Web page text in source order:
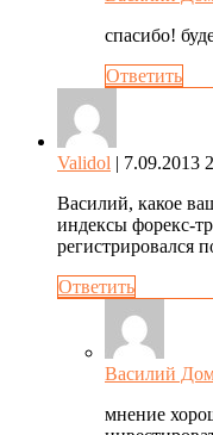
спасибо!
Ответить
Validol | 7.09.2013
Василий, какое
индексы форекс-
регистрировался
Ответить
Василий
мнение